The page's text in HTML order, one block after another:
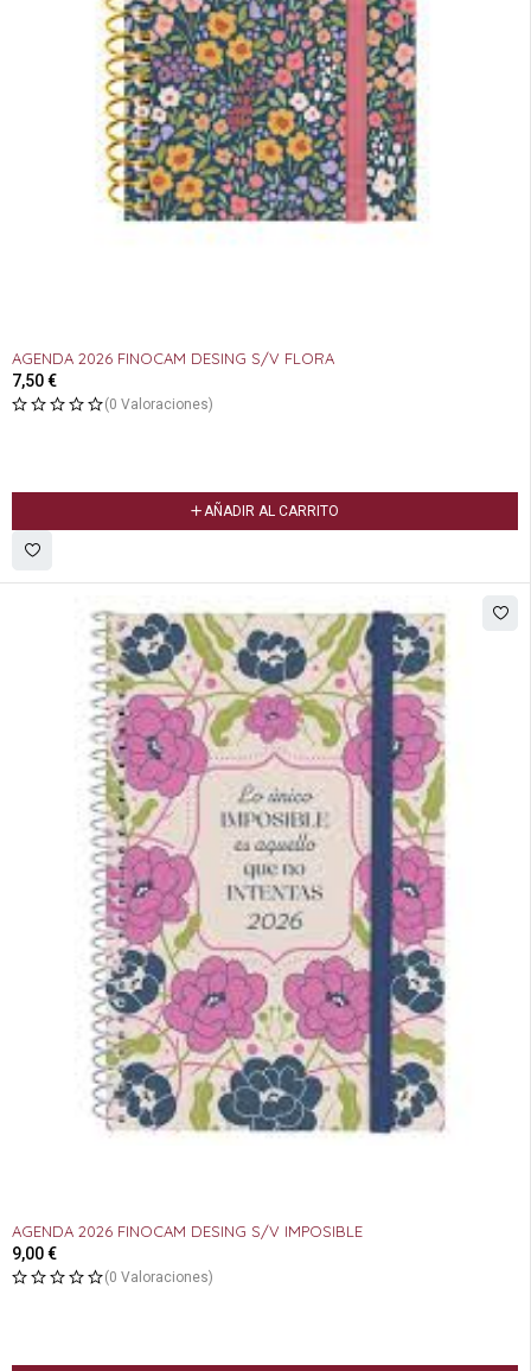
AGENDA 2026 FINOCAM DESING S/V FLORA
7,50€
(0 Valoraciones)
AÑADIR AL CARRITO
AGENDA 2026 FINOCAM DESING S/V IMPOSIBLE
9,00€
(0 Valoraciones)